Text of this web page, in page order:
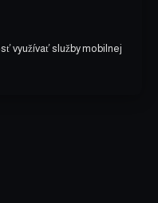
využívať služby mobilnej